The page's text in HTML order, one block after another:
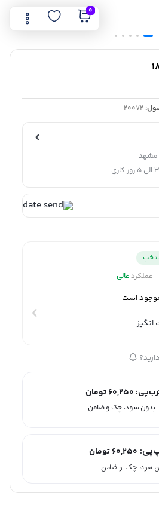
0
20072
مشهد
عملکردعالی
60,250تومان
60,250تومان